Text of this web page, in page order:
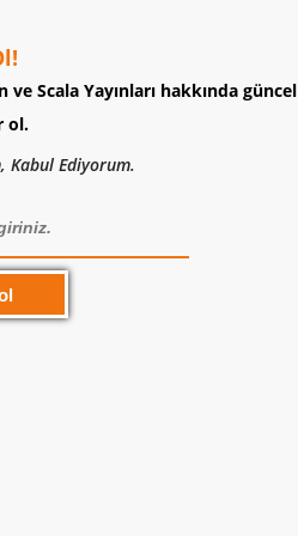
Scala Yayınları hakkında güncel
ol.
Kabul Ediyorum.